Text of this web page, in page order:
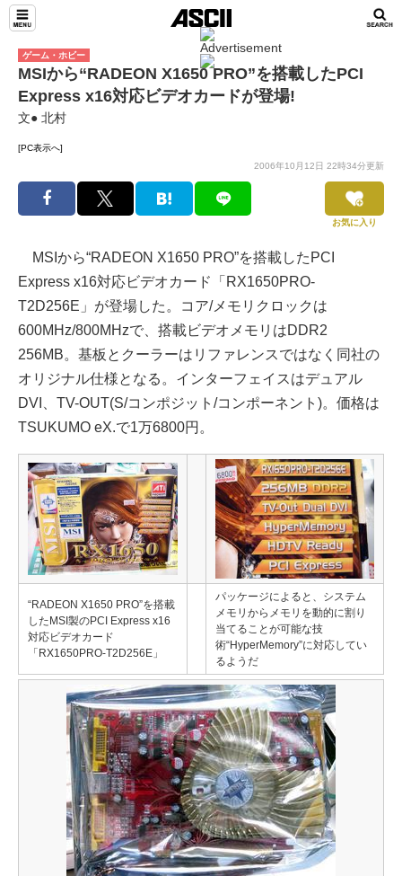
ゲーム・ホビー
MSIから“RADEON X1650 PRO”を搭載したPCI
Express x16対応ビデオカードが登場!
文● 北村
[PC表示へ]
2006年10月12日 22時34分更新
お気に入り
MSIから“RADEON X1650 PRO”を搭載したPCI
Express x16対応ビデオカード「RX1650PRO-
T2D256E」が登場した。コア/メモリクロックは
600MHz/800MHzで、搭載ビデオメモリはDDR2
256MB。基板とクーラーはリファレンスではなく同社の
オリジナル仕様となる。インターフェイスはデュアル
DVI、TV-OUT(S/コンポジット/コンポーネント)。価格は
TSUKUMO eX.で1万6800円。
“RADEON X1650 PRO”を搭載
したMSI製のPCI Express x16
対応ビデオカード
「RX1650PRO-T2D256E」
パッケージによると、システム
メモリからメモリを動的に割り
当てることが可能な技
術“HyperMemory”に対応してい
るようだ